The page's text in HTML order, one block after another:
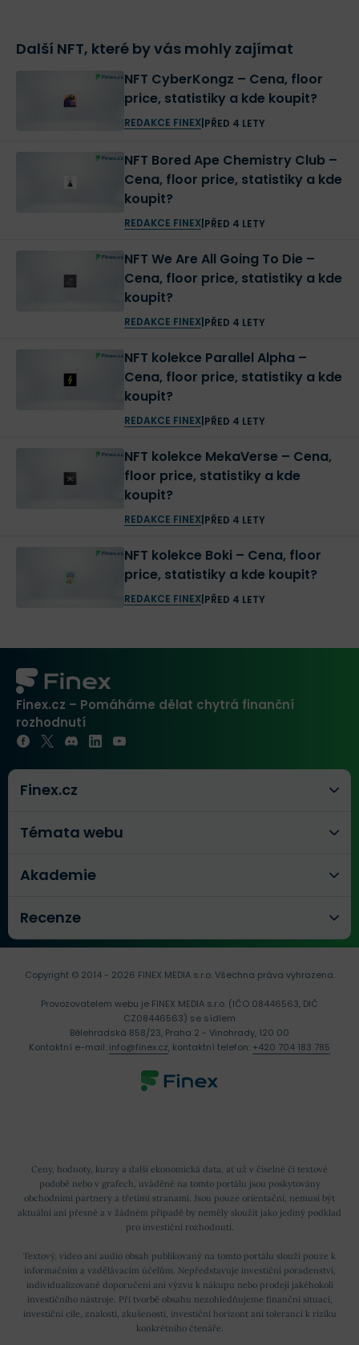
Další NFT, které by vás mohly zajímat
NFT CyberKongz – Cena, floor
price, statistiky a kde koupit?
REDAKCE FINEX| PŘED 4 LETY
NFT Bored Ape Chemistry Club –
Cena, floor price, statistiky a kde
koupit?
REDAKCE FINEX| PŘED 4 LETY
NFT We Are All Going To Die –
Cena, floor price, statistiky a kde
koupit?
REDAKCE FINEX| PŘED 4 LETY
NFT kolekce Parallel Alpha –
Cena, floor price, statistiky a kde
koupit?
REDAKCE FINEX| PŘED 4 LETY
NFT kolekce MekaVerse – Cena,
floor price, statistiky a kde
koupit?
REDAKCE FINEX| PŘED 4 LETY
NFT kolekce Boki – Cena, floor
price, statistiky a kde koupit?
REDAKCE FINEX| PŘED 4 LETY
Finex.cz – Pomáháme dělat chytrá finanční
rozhodnutí
Finex.cz
Témata webu
Akademie
Recenze
Ceny, hodnoty, kurzy a další ekonomická data, ať už v číselné či textové
podobě nebo v grafech, uváděné na tomto portálu jsou poskytovány
obchodními partnery a třetími stranami. Jsou pouze orientační, nemusí být
aktuální ani přesné a v žádném případě by neměly sloužit jako jediný podklad
pro investiční rozhodnutí.
Textový, video ani audio obsah publikovaný na tomto portálu slouží pouze k
informačním a vzdělávacím účelům. Nepředstavuje investiční poradenství,
individualizované doporučení ani výzvu k nákupu nebo prodeji jakéhokoli
investičního nástroje. Při tvorbě obsahu nezohledňujeme finanční situaci,
investiční cíle, znalosti, zkušenosti, investiční horizont ani toleranci k riziku
konkrétního čtenáře.
Copyright © 2014 - 2026 FINEX MEDIA s.r.o.Všechna práva vyhrazena.
Provozovatelem webu je FINEX MEDIA s.r.o. (IČO 08446563, DIČ
CZ08446563) se sídlem
Bělehradská 858/23, Praha 2 - Vinohrady, 120 00
Kontaktní e-mail: info@finex.cz, kontaktní telefon: +420 704 183 785